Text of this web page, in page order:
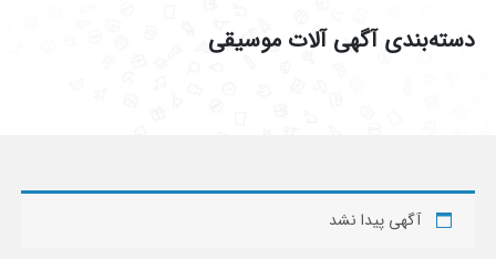
دسته‌بندی آگهی آلات موسیقی
آگهی پیدا نشد